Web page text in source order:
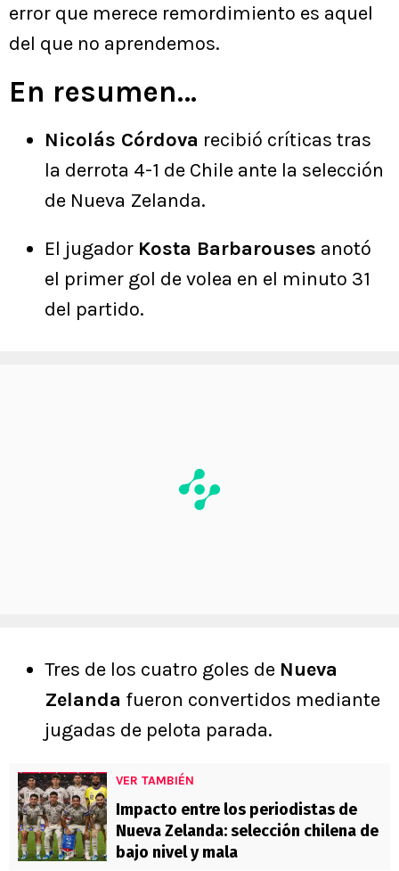
error que merece remordimiento es aquel
del que no aprendemos.
En resumen…
Nicolás Córdova recibió críticas tras
la derrota 4-1 de Chile ante la selección
de Nueva Zelanda.
El jugador Kosta Barbarouses anotó
el primer gol de volea en el minuto 31
del partido.
Tres de los cuatro goles de Nueva
Zelanda fueron convertidos mediante
jugadas de pelota parada.
VER TAMBIÉN
Impacto entre los periodistas de
Nueva Zelanda: selección chilena de
bajo nivel y mala